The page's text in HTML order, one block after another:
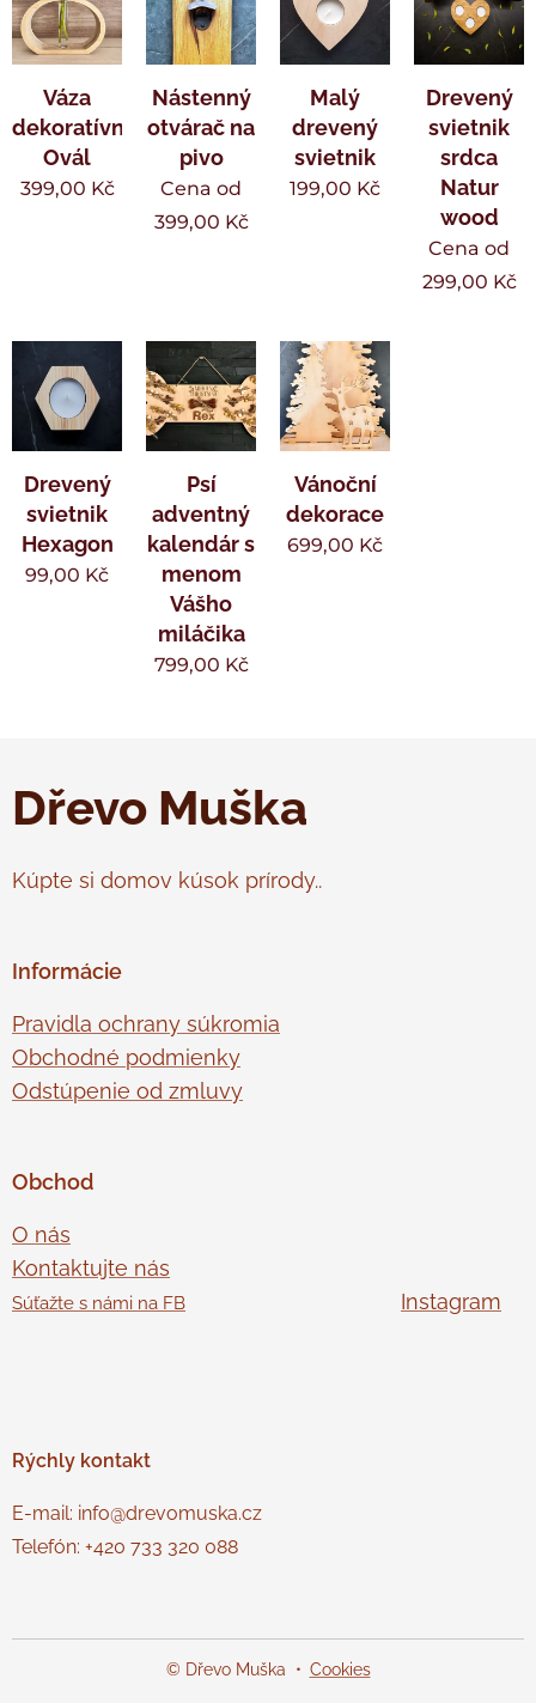
Váza
dekoratívne
Ovál
399,00 Kč
Nástenný
otvárač na
pivo
Cena od
399,00 Kč
Malý
drevený
svietnik
199,00 Kč
Drevený
svietnik
srdca
Natur
wood
Cena od
299,00 Kč
Drevený
svietnik
Hexagon
99,00 Kč
Psí
adventný
kalendár s
menom
Vášho
miláčika
799,00 Kč
Vánoční
dekorace
699,00 Kč
Dřevo Muška
Kúpte si domov kúsok prírody..
Informácie
Pravidla ochrany súkromia
Obchodné podmienky
Odstúpenie od zmluvy
Obchod
O nás
Kontaktujte nás
Súťažte s námi na FB Instagram
Rýchly kontakt
E-mail: info@drevomuska.cz
Telefón: +420 733 320 088
© Dřevo Muška Cookies